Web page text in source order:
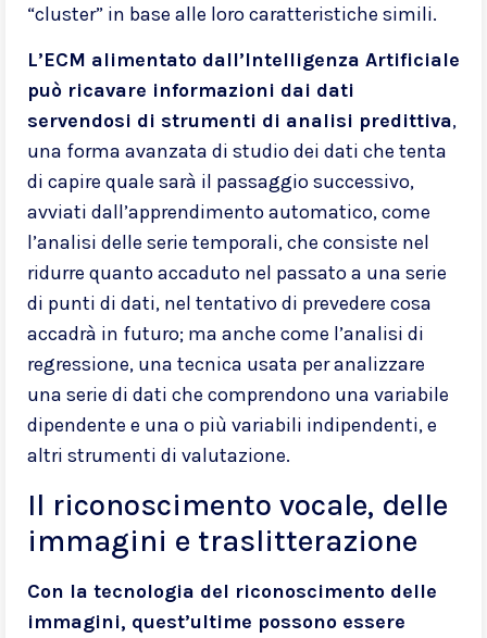
“cluster” in base alle loro caratteristiche simili.
L’ECM alimentato dall’Intelligenza Artificiale
può ricavare informazioni dai dati
servendosi di strumenti di analisi predittiva,
una forma avanzata di studio dei dati che tenta
di capire quale sarà il passaggio successivo,
avviati dall’apprendimento automatico, come
l’analisi delle serie temporali, che consiste nel
ridurre quanto accaduto nel passato a una serie
di punti di dati, nel tentativo di prevedere cosa
accadrà in futuro; ma anche come l’analisi di
regressione, una tecnica usata per analizzare
una serie di dati che comprendono una variabile
dipendente e una o più variabili indipendenti, e
altri strumenti di valutazione.
Il riconoscimento vocale, delle
immagini e traslitterazione
Con la tecnologia del riconoscimento delle
immagini, quest’ultime possono essere